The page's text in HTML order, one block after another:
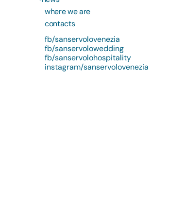
where we are
contacts
fb/sanservolovenezia
fb/sanservolowedding
fb/sanservolohospitality
instagram/sanservolovenezia